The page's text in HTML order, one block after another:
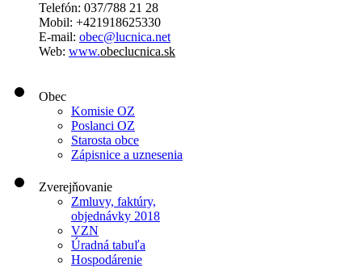
Telefón: 037/788 21 28
Mobil: +421918625330
E-mail: obec@lucnica.net
Web: www.obeclucnica.sk
Obec
Komisie OZ
Poslanci OZ
Starosta obce
Zápisnice a uznesenia
Zverejňovanie
Zmluvy, faktúry,
objednávky 2018
VZN
Úradná tabuľa
Hospodárenie